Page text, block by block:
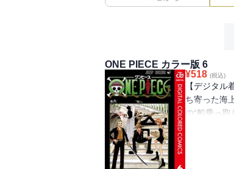
ONE PIECE カラー版 6
¥518 (税込)
【デジタ
ち寄った海
の“船乗っ
人物とは…